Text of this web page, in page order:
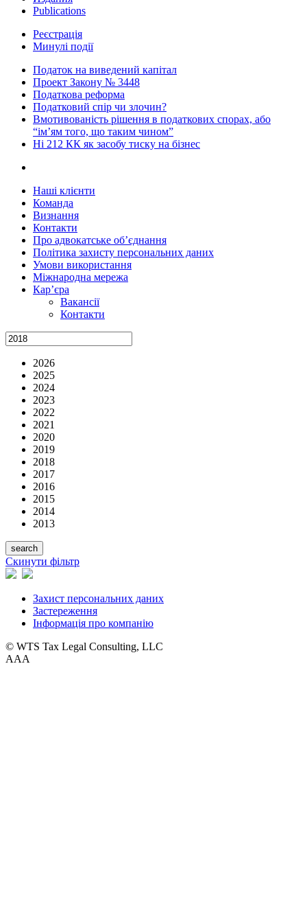
Publications
Реєстрація
Минулі події
Податок на виведений капітал
Проект Закону № 3448
Податкова реформа
Податковий спір чи злочин?
Вмотивованість рішення в податкових спорах, або
“ім’ям того, що таким чином”
Ні 212 КК як засобу тиску на бізнес
Наші клієнти
Команда
Визнання
Контакти
Про адвокатське об’єднання
Політика захисту персональних даних
Умови використання
Міжнародна мережа
Кар’єра
Вакансії
Контакти
2026
2025
2024
2023
2022
2021
2020
2019
2018
2017
2016
2015
2014
2013
Скинути фільтр
Захист персональних даних
Застереження
Інформація про компанію
© WTS Tax Legal Consulting, LLC
AAA